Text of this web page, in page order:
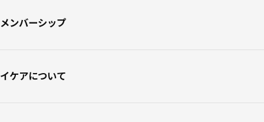
メンバーシップ
イケアについて